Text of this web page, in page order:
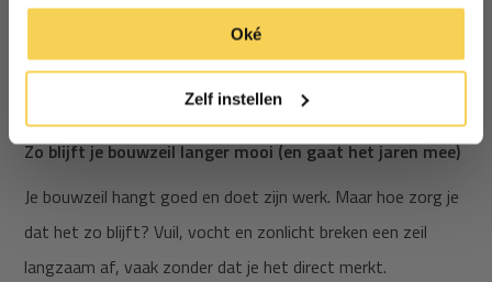
manier. Klik op 'Oké' om alle cookies te accepteren. Of
klik op ‘alleen essentiele’ als je niet akkoord gaat met
cookies.
Oké
Zelf instellen
Paul de Groot - Dinsdag 6 December 2025
Zo blijft je bouwzeil langer mooi (en gaat het jaren mee)
Je bouwzeil hangt goed en doet zijn werk. Maar hoe zorg je
dat het zo blijft? Vuil, vocht en zonlicht breken een zeil
langzaam af, vaak zonder dat je het direct merkt.
*Geldig bij minimale besteding vanaf €75